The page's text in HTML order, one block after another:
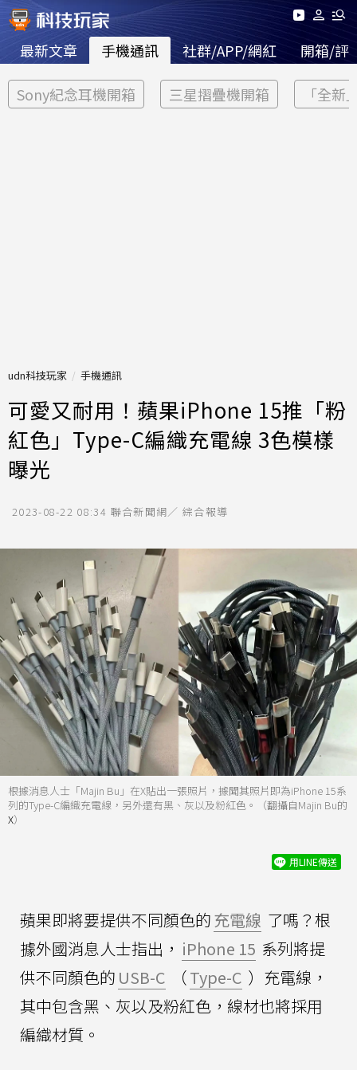
最新文章 手機通訊 社群/APP/網紅 開箱/評
Sony紀念耳機開箱 三星摺疊機開箱 「全新
udn科技玩家 手機通訊
可愛又耐用！蘋果iPhone 15推「粉
紅色」Type-C編織充電線 3色模樣
曝光
2023-08-22 08:34 聯合新聞網／ 綜合報導
根據消息人士「Majin Bu」在X貼出一張照片，據聞其照片即為iPhone 15系
列的Type-C編織充電線，另外還有黑、灰以及粉紅色。（翻攝自Majin Bu的
X）
用LINE傳送
蘋果即將要提供不同顏色的充電線 了嗎？根
據外國消息人士指出， iPhone 15 系列將提
供不同顏色的 USB-C （Type-C ）充電線，
其中包含黑、灰以及粉紅色，線材也將採用
編織材質。